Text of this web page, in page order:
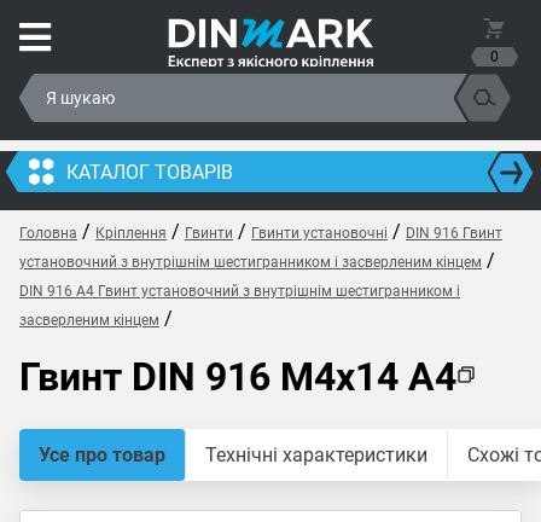
0
КАТАЛОГ ТОВАРІВ
Головна / Кріплення / Гвинти / Гвинти установочні / DIN 916 Гвинт
установочний з внутрішнім шестигранником і засверленим кінцем /
DIN 916 A4 Гвинт установочний з внутрішнім шестигранником і
засверленим кінцем /
Гвинт DIN 916 M4x14 A4
Усе про товар Технічні характеристики Схожі